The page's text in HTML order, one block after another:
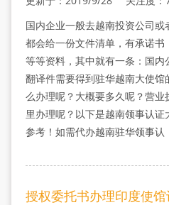
国内企业一般去越南投资公司
都会给一份文件清单，有承诺
等等资料，其中就有一条：国
翻译件需要得到驻华越南大使
么办理呢？大概要多久呢？营
里办理呢？以下是越南领事认
参考！如需代办越南驻华领事认
授权委托书办理印度使馆